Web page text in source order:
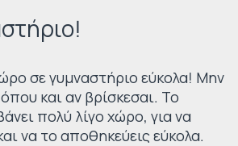
σε γυμναστήριο εύκολα! Μην
και αν βρίσκεσαι. Το
πολύ λίγο χώρο, για να
να το αποθηκεύεις εύκολα.